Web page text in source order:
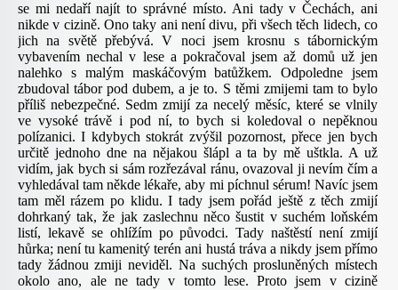
se mi nedaří najít to správné místo. Ani tady v Čechách, ani
nikde v cizině. Ono taky ani není divu, při všech těch lidech, co
jich na světě přebývá. V noci jsem krosnu s tábornickým
vybavením nechal v lese a pokračoval jsem až domů už jen
nalehko s malým maskáčovým batůžkem. Odpoledne jsem
zbudoval tábor pod dubem, a je to. S těmi zmijemi tam to bylo
příliš nebezpečné. Sedm zmijí za necelý měsíc, které se vlnily
ve vysoké trávě i pod ní, to bych si koledoval o nepěknou
polízanici. I kdybych stokrát zvýšil pozornost, přece jen bych
určitě jednoho dne na nějakou šlápl a ta by mě uštkla. A už
vidím, jak bych si sám rozřezával ránu, ovazoval ji nevím čím a
vyhledával tam někde lékaře, aby mi píchnul sérum! Navíc jsem
tam měl rázem po klidu. I tady jsem pořád ještě z těch zmijí
dohrkaný tak, že jak zaslechnu něco šustit v suchém loňském
listí, lekavě se ohlížím po původci. Tady naštěstí není zmijí
hůrka; není tu kamenitý terén ani hustá tráva a nikdy jsem přímo
tady žádnou zmiji neviděl. Na suchých prosluněných místech
okolo ano, ale ne tady v tomto lese. Proto jsem v cizině